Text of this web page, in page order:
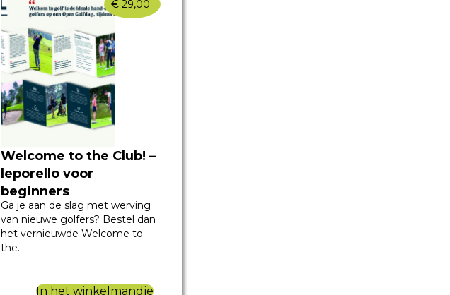
€ 29,00
Welcome to the Club! –
leporello voor
beginners
Ga je aan de slag met werving
van nieuwe golfers? Bestel dan
het vernieuwde Welcome to
the…
In het winkelmandje